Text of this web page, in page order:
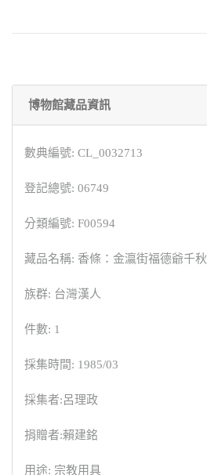
博物館藏品資訊
數典編號: CL_0032713
登記總號: 06749
分類編號: F00594
藏品名稱: 香條：金瀛街福德爺千秋
族群: 台灣漢人
件數: 1
採集時間: 1985/03
採集者:呂理政
捐贈者:賴建銘
用途: 宗教用具